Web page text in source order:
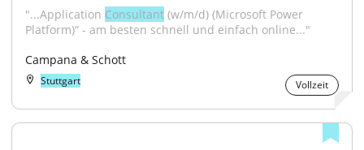
"...Application Consultant (w/m/d) (Microsoft Power
Platform)“ - am besten schnell und einfach online..."
Campana & Schott
Stuttgart Vollzeit